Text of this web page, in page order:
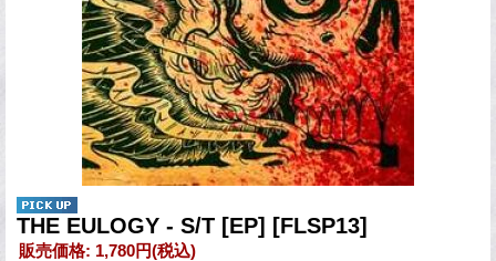
THE EULOGY - S/T [EP] [FLSP13]
販売価格: 1,780円(税込)